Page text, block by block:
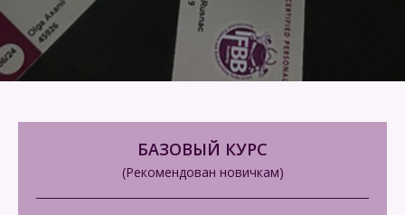
БАЗОВЫЙ КУРС
(Рекомендован новичкам)